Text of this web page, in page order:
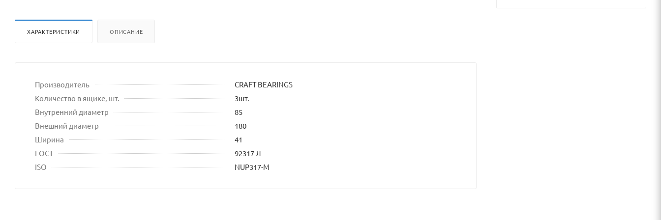
ХАРАКТЕРИСТИКИ ОПИСАНИЕ
Производитель
CRAFT BEARINGS
Количество в ящике, шт.
3шт.
Внутренний диаметр
85
Внешний диаметр
180
Ширина
41
ГОСТ
92317 Л
ISO
NUP317-M